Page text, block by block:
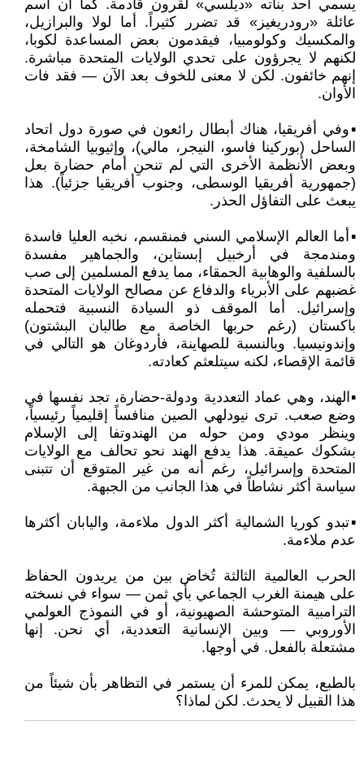
يسمي أحد بناته «ديلسي» لقرون قادمة. كما أن اسم
عائلة «رودريغيز» قد تضرر كثيراً. أما لولا والبرازيل،
والمكسيك وكولومبيا، فيقدمون بعض المساعدة لكوبا،
لكنهم لا يجرؤون على تحدي الولايات المتحدة مباشرة.
إنهم خائفون. لكن لا معنى للخوف بعد الآن — فقد فات
الأوان.
▪️وفي أفريقيا، هناك أبطال رائعون في صورة دول اتحاد
الساحل (بوركينا فاسو، النيجر، مالي)، وإثيوبيا الشامخة،
وبعض الأنظمة الأخرى التي لم تنحنِ أمام حضارة بعل
(جمهورية أفريقيا الوسطى، وجنوب أفريقيا جزئياً). هذا
يبعث على التفاؤل الحذر.
▪️أما العالم الإسلامي السني فمنقسم، نخبه العليا فاسدة
ومندمجة في أرخبيل إبستاين، والجماهير مفسدة
بالسلفية والوهابية الحمقاء، مما يدفع المسلمين إلى صب
غضبهم على الأبرياء والدفاع عن مصالح الولايات المتحدة
وإسرائيل. أما الموقف ذو السيادة النسبية فتحمله
باكستان (رغم حربها الخاصة مع طالبان البشتون)
وإندونيسيا. وبالنسبة للصهاينة، فأردوغان هو التالي في
قائمة الإقصاء، لكنه سيتلعثم كعادته.
▪️الهند، وهي عماد التعددية ودولة-حضارة، تجد نفسها في
وضع صعب. ترى نيودلهي الصين منافساً إقليمياً رئيسياً،
وينظر مودي ومن حوله من الهندوتفا إلى الإسلام
بشكوك عميقة. هذا يدفع الهند نحو تحالف مع الولايات
المتحدة وإسرائيل، رغم أنه من غير المتوقع أن تتبنى
سياسة أكثر نشاطاً في هذا الجانب من الجبهة.
▪️تبدو كوريا الشمالية أكثر الدول ملاءمة، واليابان أكثرها
عدم ملاءمة.
الحرب العالمية الثالثة تُخاض بين من يريدون الحفاظ
على هيمنة الغرب الجماعي بأي ثمن — سواء في نسخته
الترامبية المتوحشة الصهيونية، أو في النموذج العولمي
الأوروبي — وبين الإنسانية التعددية، أي نحن. إنها
مشتعلة بالفعل. في أوجها.
بالطبع، يمكن للمرء أن يستمر في التظاهر بأن شيئاً من
هذا القبيل لا يحدث. لكن لماذا؟